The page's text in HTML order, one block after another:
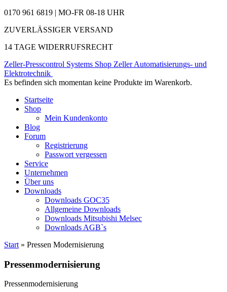
0170 961 6819 | MO-FR 08-18 UHR
ZUVERLÄSSIGER VERSAND
14 TAGE WIDERRUFSRECHT
Zeller-Presscontrol Systems Shop Zeller Automatisierungs- und
Elektrotechnik
Es befinden sich momentan keine Produkte im Warenkorb.
Startseite
Shop
Mein Kundenkonto
Blog
Forum
Registrierung
Passwort vergessen
Service
Unternehmen
Über uns
Downloads
Downloads GOC35
Allgemeine Downloads
Downloads Mitsubishi Melsec
Downloads AGB`s
Start » Pressen Modernisierung
Pressenmodernisierung
Pressenmodernisierung